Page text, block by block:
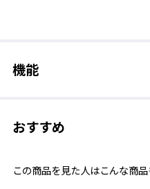
PREMIUM ANTI-FOGは、く
来品に比べアップしているの
機能
おすすめ
この商品を見た人はこんな商品